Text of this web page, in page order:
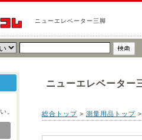
ニューエレベーター三脚
。
ニューエレベーター
総合トップ > 測量用品トップ >